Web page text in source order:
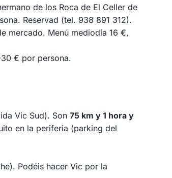
de los Roca de El Celler de
Reservad (tel. 938 891 312).
mercado. Menú mediodía 16 €,
€ por persona.
Vic Sud). Son 75 km y 1 hora y
en la periferia (parking del
Podéis hacer Vic por la